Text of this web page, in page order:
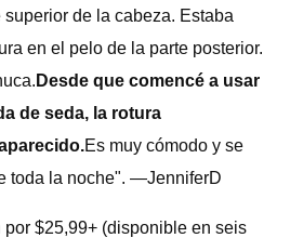
de la cabeza. Estaba
en el pelo de la parte posterior.
Desde que comencé a usar
de seda, la rotura
Es muy cómodo y se
toda la noche". —JenniferD
$25,99+ (disponible en seis